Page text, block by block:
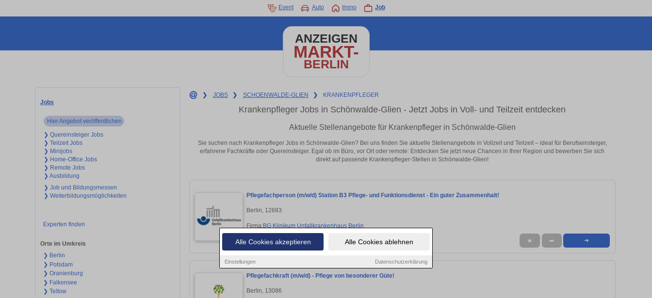
Alle Cookies akzeptieren Alle Cookies ablehnen
Einstellungen Datenschutzerklärung
Event Auto Immo Job
ANZEIGEN
MARKT-
BERLIN
Jobs
Hier Angebot veröffentlichen
❯ Quereinsteiger Jobs
❯ Teilzeit Jobs
❯ Minijobs
❯ Home-Office Jobs
❯ Remote Jobs
❯ Ausbildung
❯ Job und Bildungsmessen
❯ Weiterbildungsmöglichkeiten
Experten finden
Orte im Umkreis
❯ Berlin
❯ Potsdam
❯ Oranienburg
❯ Falkensee
❯ Teltow
❯ JOBS ❯ SCHOENWALDE-GLIEN ❯ KRANKENPFLEGER
Krankenpfleger Jobs in Schönwalde-Glien - Jetzt Jobs in Voll- und Teilzeit entdecken
Aktuelle Stellenangebote für Krankenpfleger in Schönwalde-Glien
Sie suchen nach Krankenpfleger Jobs in Schönwalde-Glien? Bei uns finden Sie aktuelle Stellenangebote in Vollzeit und Teilzeit – ideal für Berufseinsteiger,
erfahrene Fachkräfte oder Quereinsteiger. Egal ob im Büro, vor Ort oder remote: Entdecken Sie jetzt neue Chancen in Ihrer Region und bewerben Sie sich
direkt auf passende Krankenpfleger-Stellen in Schönwalde-Glien!
Pflegefachperson (m/w/d) Station B3 Pflege- und Funktionsdienst - Ein guter Zusammenhalt!
Berlin, 12683
Firma:BG Klinikum Unfallkrankenhaus Berlin
★ ➦ ➜
Pflegefachkraft (m/w/d) - Pflege von besonderer Güte!
Berlin, 13086